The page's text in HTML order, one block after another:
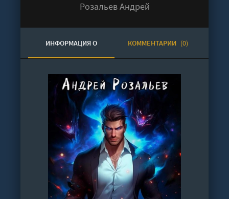
Розальев Андрей
ИНФОРМАЦИЯ О
АУДИОКНИГЕ
КОММЕНТАРИИ (0)